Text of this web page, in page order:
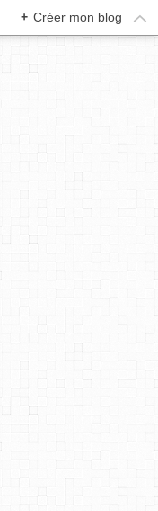
+ Créer mon blog